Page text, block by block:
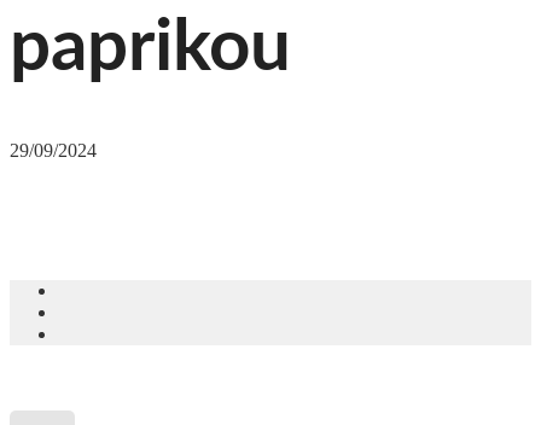
paprikou
29/09/2024